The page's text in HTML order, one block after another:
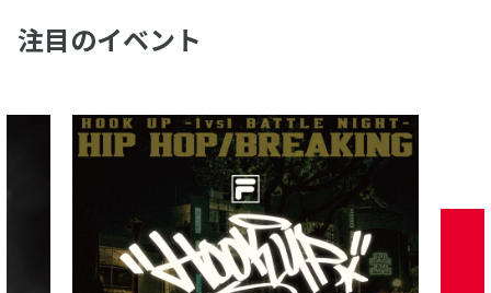
注目のイベント